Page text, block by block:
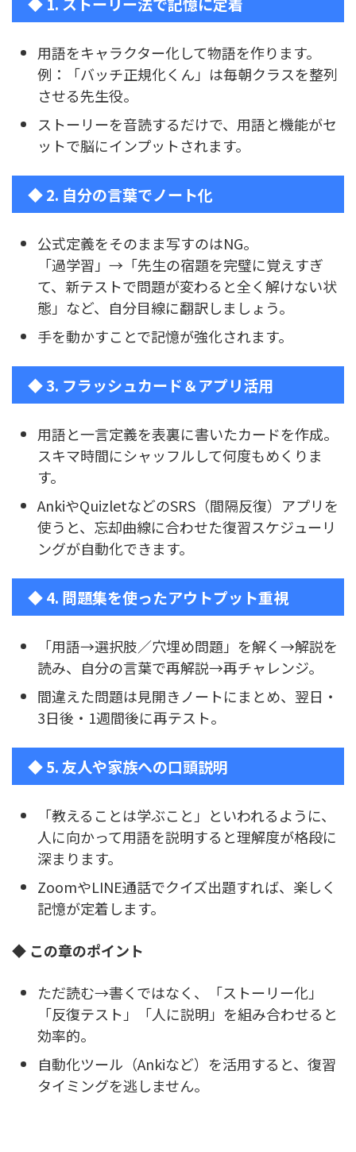
用語をキャラクター化して物語を作ります。
例：「バッチ正規化くん」は毎朝クラスを整列
させる先生役。
ストーリーを音読するだけで、用語と機能がセ
ットで脳にインプットされます。
◆ 2. 自分の言葉でノート化
公式定義をそのまま写すのはNG。
「過学習」→「先生の宿題を完璧に覚えすぎ
て、新テストで問題が変わると全く解けない状
態」など、自分目線に翻訳しましょう。
手を動かすことで記憶が強化されます。
◆ 3. フラッシュカード＆アプリ活用
用語と一言定義を表裏に書いたカードを作成。
スキマ時間にシャッフルして何度もめくりま
す。
AnkiやQuizletなどのSRS（間隔反復）アプリを
使うと、忘却曲線に合わせた復習スケジューリ
ングが自動化できます。
◆ 4. 問題集を使ったアウトプット重視
「用語→選択肢／穴埋め問題」を解く→解説を
読み、自分の言葉で再解説→再チャレンジ。
間違えた問題は見開きノートにまとめ、翌日・
3日後・1週間後に再テスト。
◆ 5. 友人や家族への口頭説明
「教えることは学ぶこと」といわれるように、
人に向かって用語を説明すると理解度が格段に
深まります。
ZoomやLINE通話でクイズ出題すれば、楽しく
記憶が定着します。
◆ この章のポイント
ただ読む→書くではなく、「ストーリー化」
「反復テスト」「人に説明」を組み合わせると
効率的。
自動化ツール（Ankiなど）を活用すると、復習
タイミングを逃しません。